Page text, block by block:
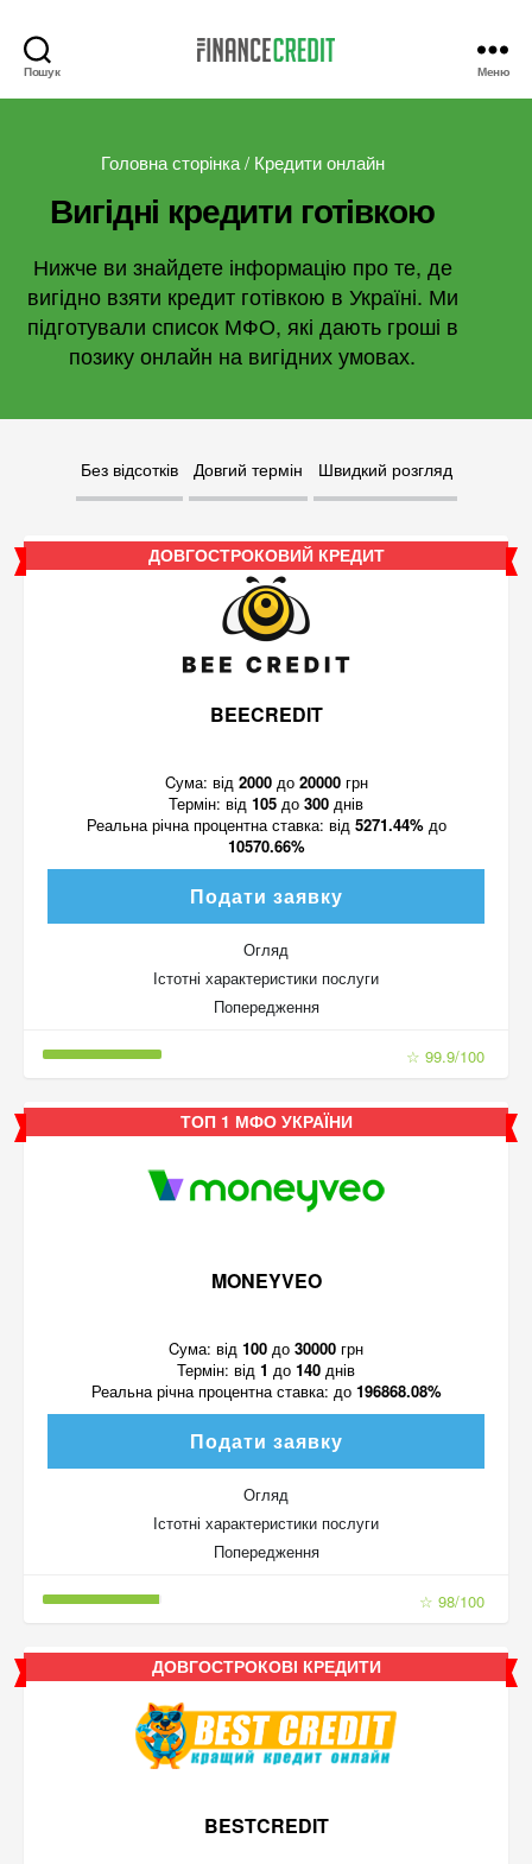
Пошук
Credit
Меню
Головна сторінка/ Кредити онлайн
Вигідні кредити готівкою
Нижче ви знайдете інформацію про те, де
вигідно взяти кредит готівкою в Україні. Ми
підготували список МФО, які дають гроші в
позику онлайн на вигідних умовах.
Без відсотків Довгий термін Швидкий розгляд
ДОВГОСТРОКОВИЙ КРЕДИТ
BEECREDIT
Cума: від 2000до 20000грн
Термін: від 105 до 300 днів
Реальна річна процентна ставка: від 5271.44%до
10570.66%
Подати заявку
Огляд
Істотні характеристики послуги
Попередження
☆ 99.9/100
ТОП 1 МФО УКРАЇНИ
MONEYVEO
Cума: від 100 до 30000 грн
Термін: від 1 до 140 днів
Реальна річна процентна ставка: до 196868.08%
Подати заявку
Огляд
Істотні характеристики послуги
Попередження
☆ 98/100
ДОВГОСТРОКОВІ КРЕДИТИ
BESTCREDIT